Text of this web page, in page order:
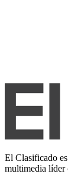
El Clasificado
multimedia líder